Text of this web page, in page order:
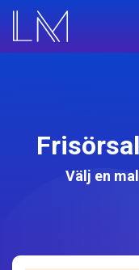
Välj en